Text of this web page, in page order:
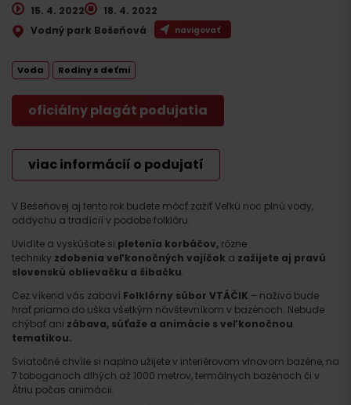
V Bešeňovej aj tento rok budete môcť zažiť Veľkú noc plnú vody,
oddychu a tradícií v podobe folklóru.
Uvidíte a vyskúšate si pletenia korbáčov, rôzne
techniky zdobenia veľkonočných vajíčok a zažijete aj pravú
slovenskú oblievačku a šibačku.
Cez víkend vás zabaví Folklórny súbor VTÁČIK – naživo bude
hrať priamo do uška všetkým návštevníkom v bazénoch. Nebude
chýbať ani zábava, súťaže a animácie s veľkonočnou
tematikou.
Sviatočné chvíle si naplno užijete v interiérovom vlnovom bazéne, na
7 toboganoch dlhých až 1000 metrov, termálnych bazénoch či v
Átriu počas animácii.
15. 4. 2022
18. 4. 2022
Vodný park Bešeňová
navigovať
Voda Rodiny s deťmi
oficiálny plagát podujatia
viac informácií o podujatí